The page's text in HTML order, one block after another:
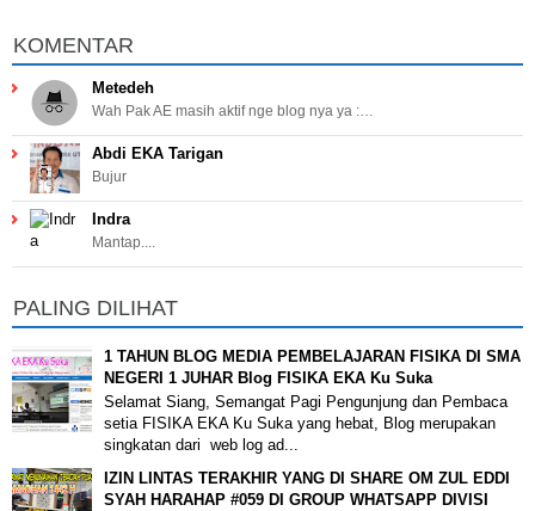
KOMENTAR
Metedeh
Wah Pak AE masih aktif nge blog nya ya :…
Abdi EKA Tarigan
Bujur
Indra
Mantap....
PALING DILIHAT
1 TAHUN BLOG MEDIA PEMBELAJARAN FISIKA DI SMA
NEGERI 1 JUHAR Blog FISIKA EKA Ku Suka
Selamat Siang, Semangat Pagi Pengunjung dan Pembaca
setia FISIKA EKA Ku Suka yang hebat, Blog merupakan
singkatan dari web log ad...
IZIN LINTAS TERAKHIR YANG DI SHARE OM ZUL EDDI
SYAH HARAHAP #059 DI GROUP WHATSAPP DIVISI